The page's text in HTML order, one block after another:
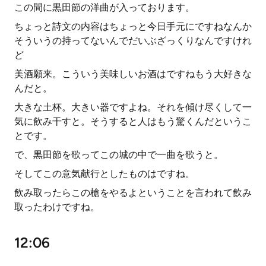
この間に黒田節の洋曲が入っております。
ちょっと詩文の内容はちょっと今日手元にですねなんか
そういうの持ってないんでだいぶざっくりなんですけれ
ど
美酒願来。こういう美味しいお酒はですねもう大好きな
んだと。
大きな土杯。大きい器ですよね。それを傾け尽くして一
気に飲み干すと。そうすると人はもう驚くんだというこ
とです。
で、黒田節を歌ってこの城の中で一曲を歌うと。
そしてこの意気献行としたものはですね。
飲み取ったらこの槍をやるよということを言われて飲み
取ったわけですね。
12:06